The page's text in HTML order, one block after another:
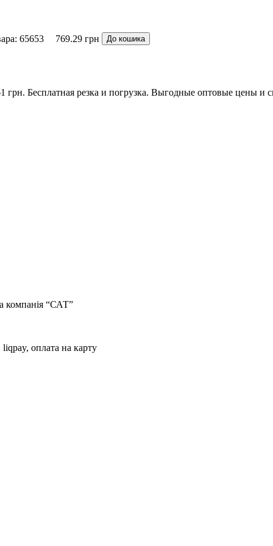
65653 769.29 грн До кошика
Бесплатная резка и погрузка. Выгодные оптовые цены и
компанія “САТ”
liqpay, оплата на карту